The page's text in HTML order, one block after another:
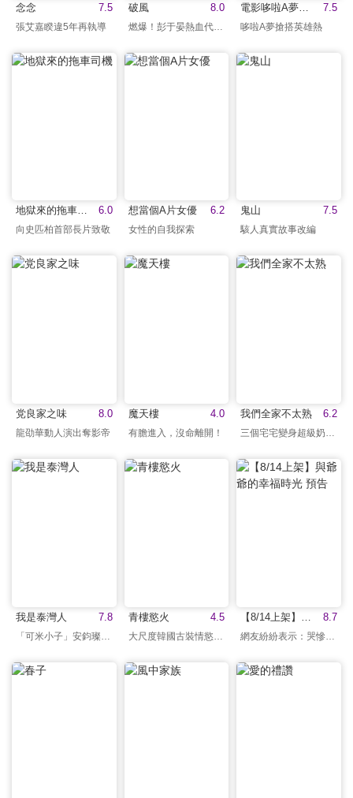
7.5
念念
張艾嘉睽違5年再執導
8.0
破風
燃爆！彭于晏熱血代表作
7.5
哆啦A夢搶搭英雄熱
6.0
地獄來的拖車司機
向史匹柏首部長片致敬
6.2
想當個A片女優
女性的自我探索
7.5
鬼山
駭人真實故事改編
8.0
党良家之味
龍劭華動人演出奪影帝
4.0
魔天樓
有膽進入，沒命離開！
6.2
我們全家不太熟
三個宅宅變身超級奶爸！
7.8
我是泰灣人 4.5
青樓慾火
大尺度韓國古裝情慾電影
8.7